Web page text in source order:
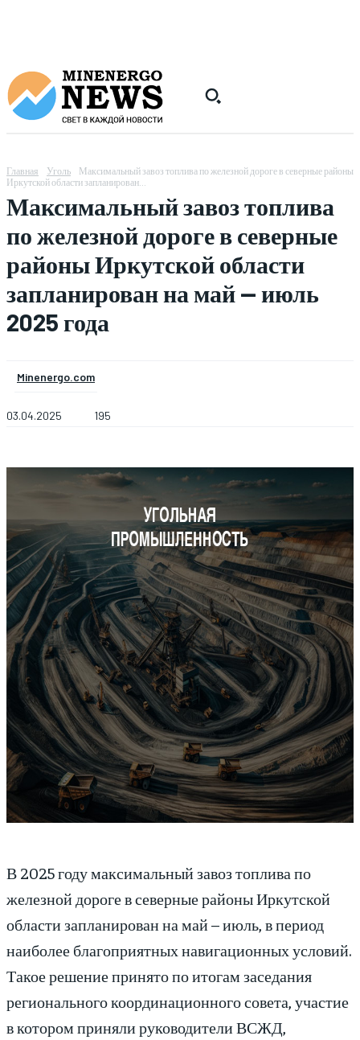
Главная Уголь
Максимальный завоз топлива по железной дороге в северные районы
Иркутской области запланирован...
Максимальный завоз топлива
по железной дороге в северные
районы Иркутской области
запланирован на май — июль
2025 года
Minenergo.com
03.04.2025 195
В 2025 году максимальный завоз топлива по
железной дороге в северные районы Иркутской
области запланирован на май – июль, в период
наиболее благоприятных навигационных условий.
Такое решение принято по итогам заседания
регионального координационного совета, участие
в котором приняли руководители ВСЖД,